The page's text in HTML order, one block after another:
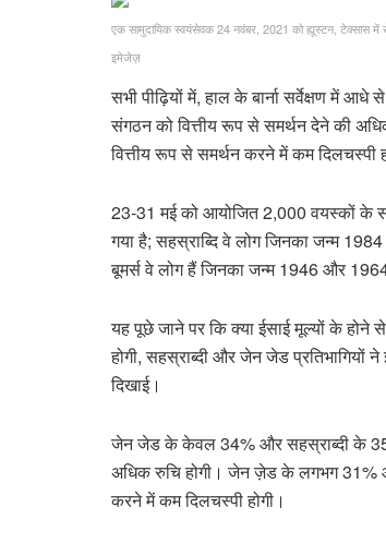
एक सामुदायिक स्वयंसेवक 24 नवंबर, 2021 को ह्यूस्टन, टेक्सास में
इमेजेज़
सभी पीढ़ियों में, हाल के बार्ना सर्वेक्षण में
संगठन को वित्तीय रूप से समर्थन देने की
वित्तीय रूप से समर्थन करने में कम दिलचस्पी
23-31 मई को आयोजित 2,000 वयस्कों के
गया है; सहस्राब्दि वे लोग जिनका जन्म
बूमर्स वे लोग हैं जिनका जन्म 1946 और
यह पूछे जाने पर कि क्या ईसाई मूल्यों के होने
होगी, सहस्राब्दी और जेन जेड प्रतिभागियों
दिखाई।
जेन जेड के केवल 34% और सहस्राब्दी के
अधिक रुचि होगी। जेन ज़ेड के लगभग 31%
करने में कम दिलचस्पी होगी।